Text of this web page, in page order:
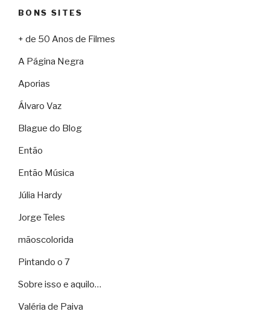
BONS SITES
+ de 50 Anos de Filmes
A Página Negra
Aporias
Álvaro Vaz
Blague do Blog
Então
Então Música
Júlia Hardy
Jorge Teles
mãoscolorida
Pintando o 7
Sobre isso e aquilo…
Valéria de Paiva